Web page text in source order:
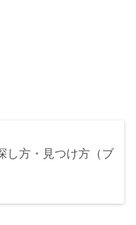
し方・見つけ方（ブ